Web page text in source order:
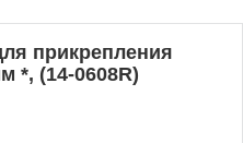
прикрепления
*, (14-0608R)